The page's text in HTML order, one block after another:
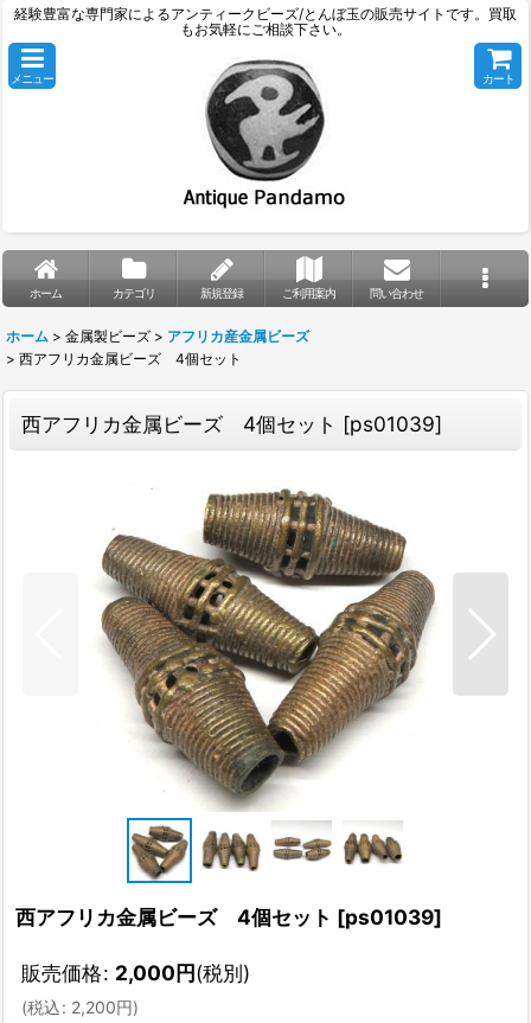
経験豊富な専門家によるアンティークビーズ/とんぼ玉の販売サイトです。買取
もお気軽にご相談下さい。
メニュー カート
ホーム カテゴリ 新規登録 ご利用案内 問い合わせ
ホーム > 金属製ビーズ > アフリカ産金属ビーズ
> 西アフリカ金属ビーズ 4個セット
西アフリカ金属ビーズ 4個セット [ps01039]
西アフリカ金属ビーズ 4個セット [ps01039]
販売価格: 2,000円(税別)
(税込: 2,200円)